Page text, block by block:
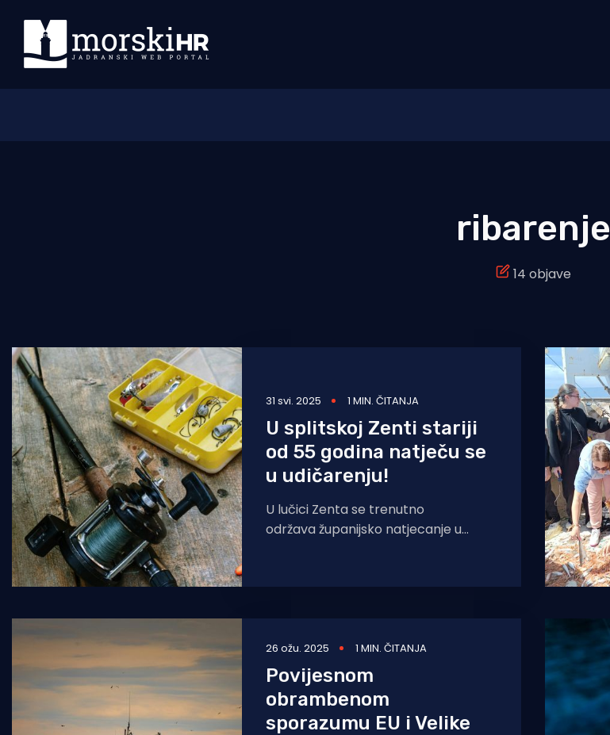
Turizam i nautika
Pomorstvo
Ribolov
Ekologija
Tradicija i kultura
ribarenje
14 objave
31 svi. 2025 1 MIN. ČITANJA
U splitskoj Zenti stariji
od 55 godina natječu se
u udičarenju!
U lučici Zenta se trenutno
održava županijsko natjecanje u
26 ožu. 2025 1 MIN. ČITANJA
Povijesnom
obrambenom
sporazumu EU i Velike